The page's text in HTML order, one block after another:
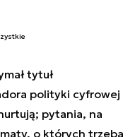
tytuł
polityki cyfrowej
pytania, na
o których trzeba